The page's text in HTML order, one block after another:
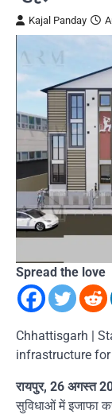
Kajal Panday
Spread the love
Chhattisgarh |
infrastructure
रायपुर, 26 अगस्त
सुविधाओं में इजाफा